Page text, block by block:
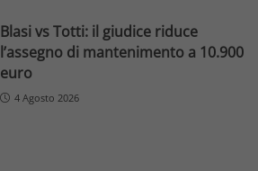
Blasi vs Totti: il giudice riduce
l’assegno di mantenimento a 10.900
euro
4 Agosto 2026